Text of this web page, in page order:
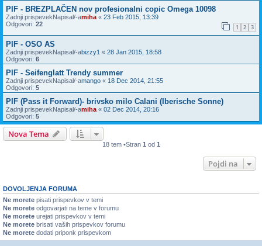
PIF - BREZPLAČEN nov profesionalni copic Omega 10098
Zadnji prispevekNapisal/-amiha « 23 Feb 2015, 13:39
Odgovori: 22 1 2 3
PIF - OSO AS
Zadnji prispevekNapisal/-abizzy1 « 28 Jan 2015, 18:58
Odgovori: 6
PIF - Seifenglatt Trendy summer
Zadnji prispevekNapisal/-amango « 18 Dec 2014, 21:55
Odgovori: 5
PIF (Pass it Forward)- brivsko milo Calani (Iberische Sonne)
Zadnji prispevekNapisal/-amiha« 02 Dec 2014, 20:16
Odgovori: 5
Nova Tema
18 tem •Stran 1od 1
Pojdi na
DOVOLJENJA FORUMA
Ne morete pisati prispevkov v temi
Ne morete odgovarjati na teme v forumu
Ne morete urejati prispevkov v temi
Ne morete brisati vaših prispevkov forumu
Ne morete dodati priponk prispevkom